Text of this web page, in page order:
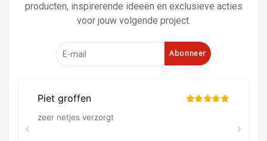
producten, inspirerende ideeën en exclusieve acties
voor jouw volgende project.
Abonneer